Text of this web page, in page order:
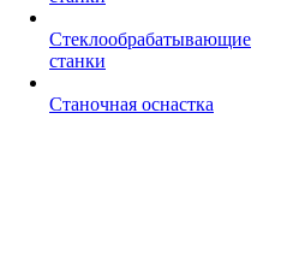
Стеклообрабатывающие
станки
Станочная оснастка